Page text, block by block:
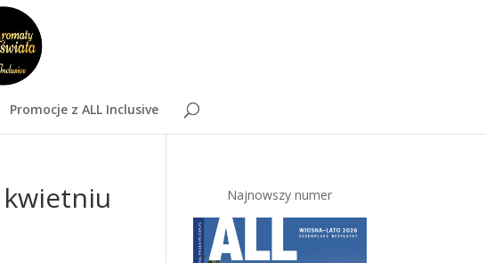
Promocje z ALL Inclusive
kwietniu Najnowszy numer